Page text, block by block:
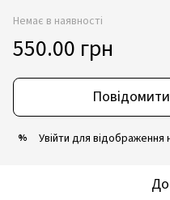
Немає в наявності
550.00 грн
% Увійти для відображення